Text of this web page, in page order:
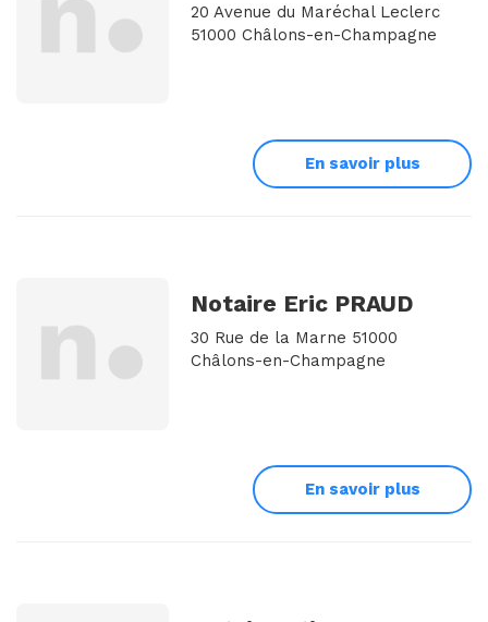
20 Avenue du Maréchal Leclerc
51000 Châlons-en-Champagne
En savoir plus
Notaire Eric PRAUD
30 Rue de la Marne 51000
Châlons-en-Champagne
En savoir plus